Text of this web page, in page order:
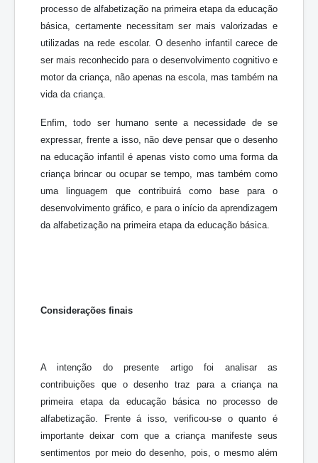
processo de alfabetização na primeira etapa da educação
básica, certamente necessitam ser mais valorizadas e
utilizadas na rede escolar. O desenho infantil carece de
ser mais reconhecido para o desenvolvimento cognitivo e
motor da criança, não apenas na escola, mas também na
vida da criança.
Enfim, todo ser humano sente a necessidade de se
expressar, frente a isso, não deve pensar que o desenho
na educação infantil é apenas visto como uma forma da
criança brincar ou ocupar se tempo, mas também como
uma linguagem que contribuirá como base para o
desenvolvimento gráfico, e para o início da aprendizagem
da alfabetização na primeira etapa da educação básica.
Considerações finais
A intenção do presente artigo foi analisar as
contribuições que o desenho traz para a criança na
primeira etapa da educação básica no processo de
alfabetização. Frente á isso, verificou-se o quanto é
importante deixar com que a criança manifeste seus
sentimentos por meio do desenho, pois, o mesmo além